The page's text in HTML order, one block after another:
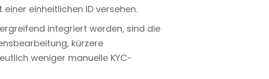
einheitlichen ID versehen.
integriert werden, sind die
kürzere
weniger manuelle KYC-